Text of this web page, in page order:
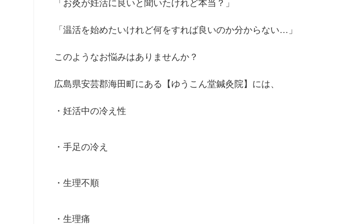
「お灸が妊活に良いと聞いたけれど本当？」
「温活を始めたいけれど何をすれば良いのか分からない…」
このようなお悩みはありませんか？
広島県安芸郡海田町にある【ゆうこん堂鍼灸院】には、
・妊活中の冷え性
・手足の冷え
・生理不順
・生理痛